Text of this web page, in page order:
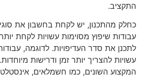
התקציב.
כחלק מהתכנון, יש לקחת בחשבון את
עבודות שיפוץ מסוימות עשויות לקחת
לתכנן את סדר העדיפויות. לדוגמה,
עשויות להצריך יותר זמן ודרישות
המקצוע השונים, כמו חשמלאים,